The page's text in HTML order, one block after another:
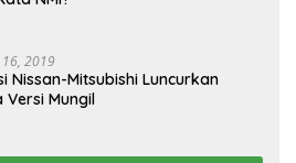
2019
Nissan-Mitsubishi Luncurkan
Versi Mungil